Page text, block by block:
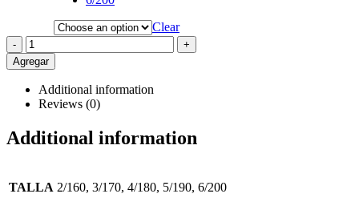
Clear
-
+
Agregar
Additional information
Reviews (0)
Additional information
TALLA 2/160, 3/170, 4/180, 5/190, 6/200